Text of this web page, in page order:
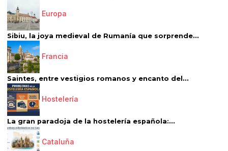
Europa
Sibiu, la joya medieval de Rumanía que sorprende...
Francia
Saintes, entre vestigios romanos y encanto del...
Hostelería
La gran paradoja de la hostelería española:...
Cataluña